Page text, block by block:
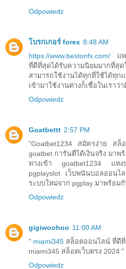
Odpowiedz
โบรกเกอร์ forex 8:48 AM
https://www.bestonfx.com/ แ
ที่ดีที่สุดได้รับความนิยมมากที่สุด
สามารถใช้งานได้ทุกที่ใช้ได้ทุ
เข้ามาใช้งานต่างก็เชื่อในเราว่
Odpowiedz
Goatbettt 2:57 PM
"Goatbet1234 สมัครง่าย สล็
goatbet การันตีได้เงินจริง มาพ
ทางเข้า goatbet1234 แท
pgplayslot เว็บพนันบอลออน
ระบบใหม่จาก pgplay มาพร้อมกั
Odpowiedz
gigiwoohoo 11:00 AM
" miami345 สล็อตออนไลน์ ที่ดีที่
miami345 สล็อตเว็บตรง 2024 "
Odpowiedz